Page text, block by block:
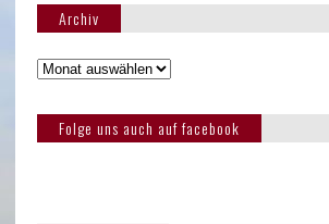
Archiv
Folge uns auch auf facebook